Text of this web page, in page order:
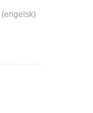
(engelsk)